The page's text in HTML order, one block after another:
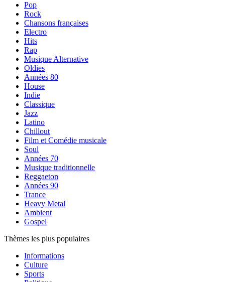
Pop
Rock
Chansons françaises
Electro
Hits
Rap
Musique Alternative
Oldies
Années 80
House
Indie
Classique
Jazz
Latino
Chillout
Film et Comédie musicale
Soul
Années 70
Musique traditionnelle
Reggaeton
Années 90
Trance
Heavy Metal
Ambient
Gospel
Thèmes les plus populaires
Informations
Culture
Sports